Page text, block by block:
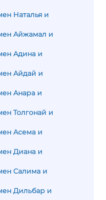
Наталья и
Айжамал и
Адина и
Айдай и
Анара и
Толгонай и
Асема и
Диана и
Салима и
Дильбар и